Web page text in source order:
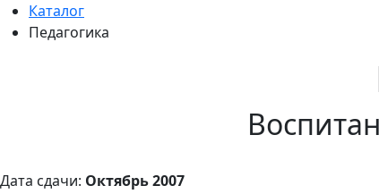
Каталог
Педагогика
Дата сдачи: Октябрь 2007